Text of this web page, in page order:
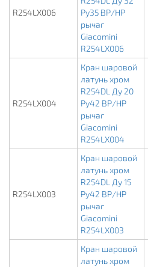
R254LX006
Ру35 ВР/НР
рычаг
Giacomini
R254LX006
R254LX004
Кран шаровой
латунь хром
R254DL Ду 20
Ру42 ВР/НР
рычаг
Giacomini
R254LX004
R254LX003
Кран шаровой
латунь хром
R254DL Ду 15
Ру42 ВР/НР
рычаг
Giacomini
R254LX003
Кран шаровой
латунь хром